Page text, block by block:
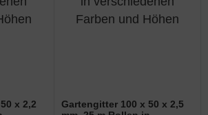
x 2,2
Gartengitter 100 x 50 x 2,5